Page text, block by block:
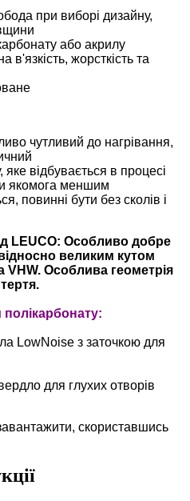
при виборі дизайну,
або акрилу
в'язкість, жорсткість та
чутливий до нагрівання,
яке відбувається в процесі
якомога меншим
повинні бути без сколів і
LEUCO: Особливо добре
великим кутом
VHW. Особлива геометрія
полікарбонату:
LowNoise з заточкою для
для глухих отворів
скориставшись